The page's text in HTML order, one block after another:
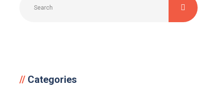
Categories